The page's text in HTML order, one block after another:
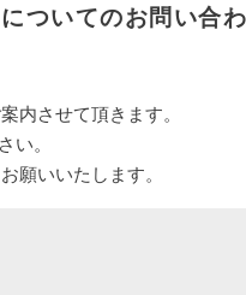
ついてのお問い合
内させて頂きます。
い。
願いいたします。